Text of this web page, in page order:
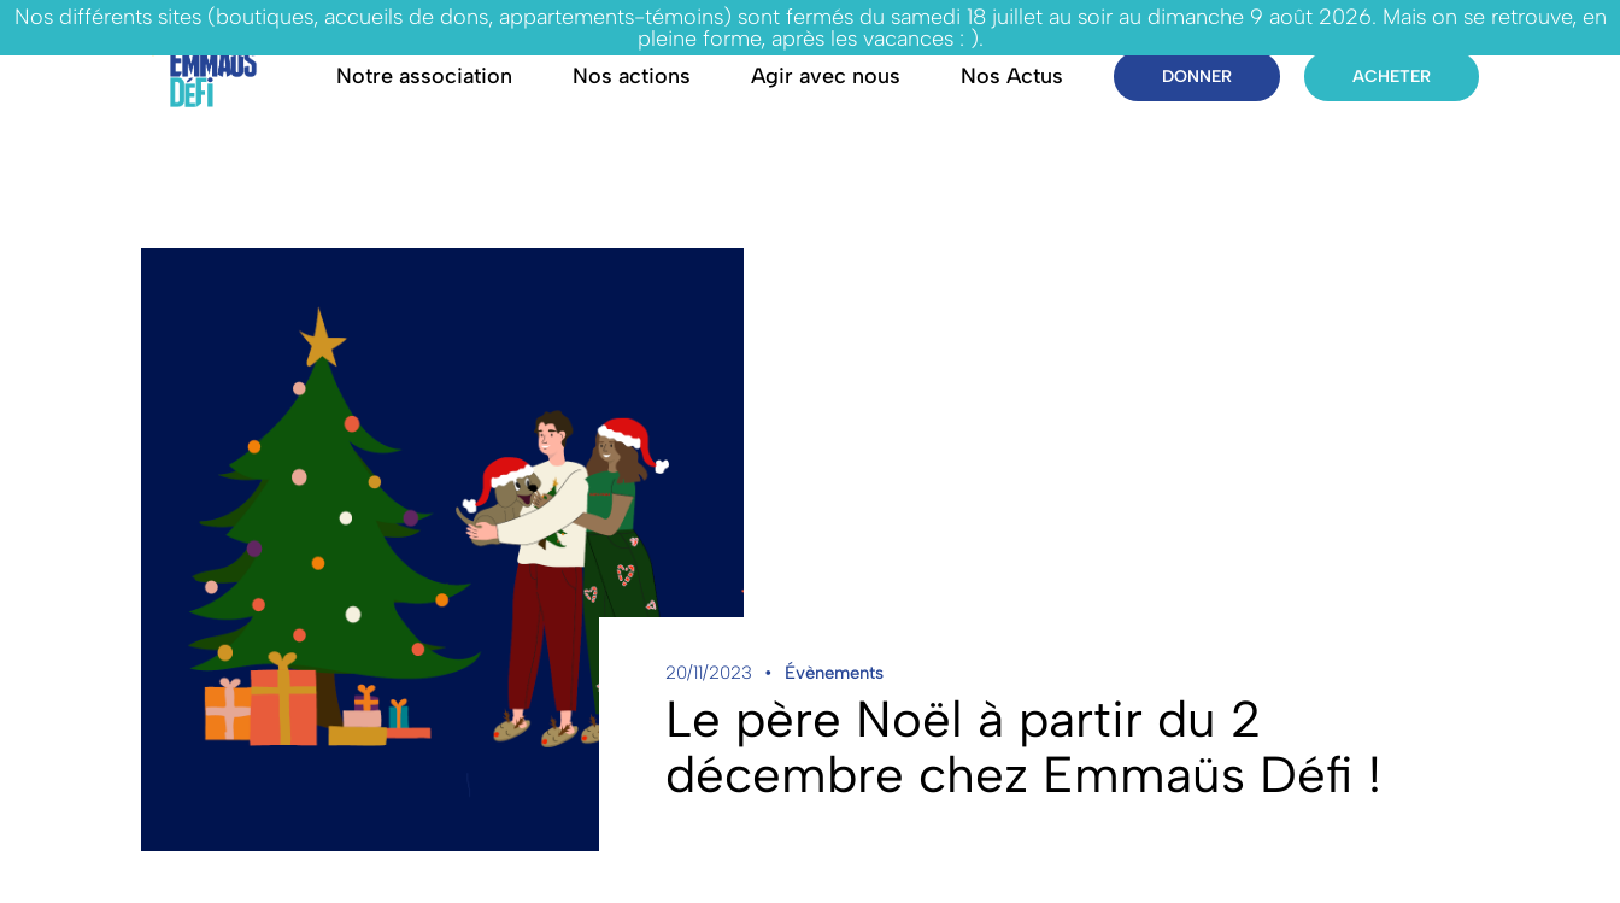
Nos différents sites (boutiques, accueils de dons, appartements-témoins) sont fermés du samedi 18 juillet au soir au dimanche 9 août 2026. Mais on se retrouve, en
pleine forme, après les vacances : ).
Notre association
Nos actions Agir avec nous Nos Actus DONNER ACHETER
20/11/2023 Évènements
Le père Noël à partir du 2
décembre chez Emmaüs Défi !